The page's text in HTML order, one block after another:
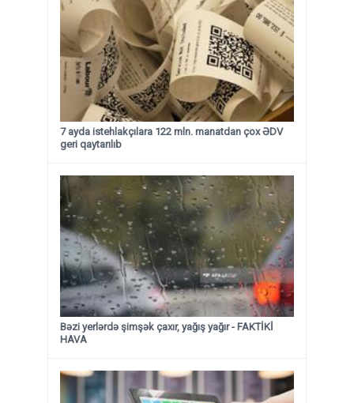
7 ayda istehlakçılara 122 mln. manatdan çox ƏDV
geri qaytarılıb
Bəzi yerlərdə şimşək çaxır, yağış yağır - FAKTİKİ
HAVA